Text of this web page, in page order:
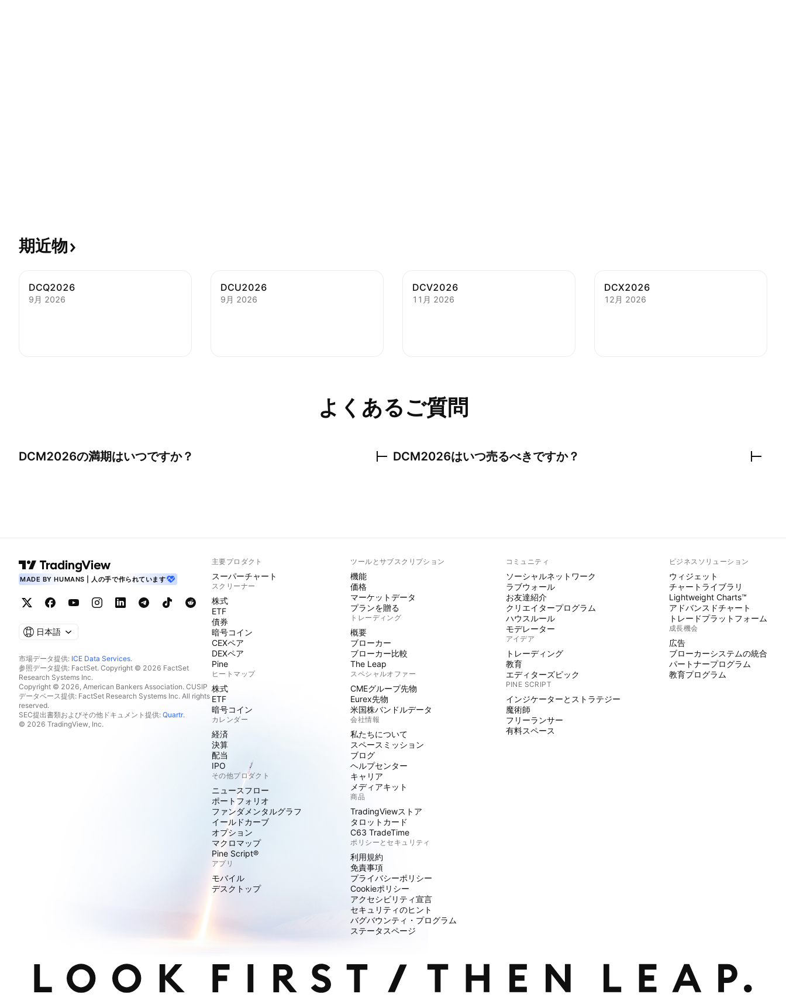
期近物
DCQ2026
9月 2026
DCU2026
9月 2026
DCV2026
11月 2026
DCX2026
12月 2026
よくあるご質問
DCM2026の満期はいつですか？ DCM2026はいつ売るべきですか？
MADE BY HUMANS | 人の手で作られています
日本語
市場データ提供: ICE Data Services.
参照データ提供: FactSet. Copyright © 2026 FactSet
Research Systems Inc.
Copyright © 2026, American Bankers Association. CUSIP
データベース提供: FactSet Research Systems Inc. All rights
reserved.
SEC提出書類およびその他ドキュメント提供: Quartr.
© 2026 TradingView, Inc.
主要プロダクト
スーパーチャート
スクリーナー
株式
ETF
債券
暗号コイン
CEXペア
DEXペア
Pine
ヒートマップ
株式
ETF
暗号コイン
カレンダー
経済
決算
配当
IPO
その他プロダクト
ニュースフロー
ポートフォリオ
ファンダメンタルグラフ
イールドカーブ
オプション
マクロマップ
Pine Script®
アプリ
モバイル
デスクトップ
ツールとサブスクリプション
機能
価格
マーケットデータ
プランを贈る
トレーディング
概要
ブローカー
ブローカー比較
The Leap
スペシャルオファー
CMEグループ先物
Eurex先物
米国株バンドルデータ
会社情報
私たちについて
スペースミッション
ブログ
ヘルプセンター
キャリア
メディアキット
商品
TradingViewストア
タロットカード
C63 TradeTime
ポリシーとセキュリティ
利用規約
免責事項
プライバシーポリシー
Cookieポリシー
アクセシビリティ宣言
セキュリティのヒント
バグバウンティ・プログラム
ステータスページ
コミュニティ
ソーシャルネットワーク
ラブウォール
お友達紹介
クリエイタープログラム
ハウスルール
モデレーター
アイデア
トレーディング
教育
エディターズピック
PINE SCRIPT
インジケーターとストラテジー
魔術師
フリーランサー
有料スペース
ビジネスソリューション
ウィジェット
チャートライブラリ
Lightweight Charts™
アドバンスドチャート
トレードプラットフォーム
成長機会
広告
ブローカーシステムの統合
パートナープログラム
教育プログラム